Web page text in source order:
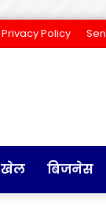
Privacy Policy
खेल बिजनेस